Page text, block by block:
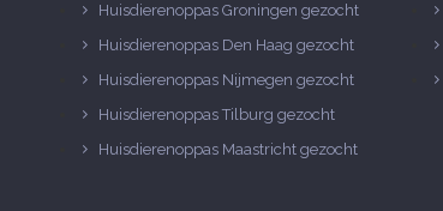
Huisdierenoppas Groningen gezocht
Huisdierenoppas Den Haag gezocht
Huisdierenoppas Nijmegen gezocht
Huisdierenoppas Tilburg gezocht
Huisdierenoppas Maastricht gezocht